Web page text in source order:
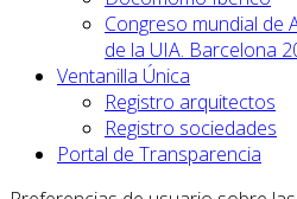
Congreso mundial de
de la UIA. Barcelona
Ventanilla Única
Registro arquitectos
Registro sociedades
Portal de Transparencia